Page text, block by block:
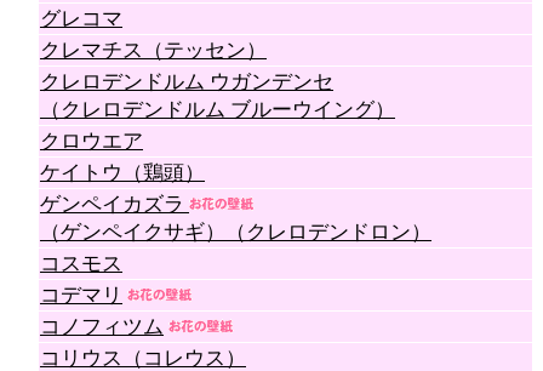
グレコマ
クレマチス（テッセン）
クレロデンドルム ウガンデンセ
（クレロデンドルム ブルーウイング）
クロウエア
ケイトウ（鶏頭）
ゲンペイカズラ
（ゲンペイクサギ）（クレロデンドロン）
コスモス
コデマリ
コノフィツム
コリウス（コレウス）